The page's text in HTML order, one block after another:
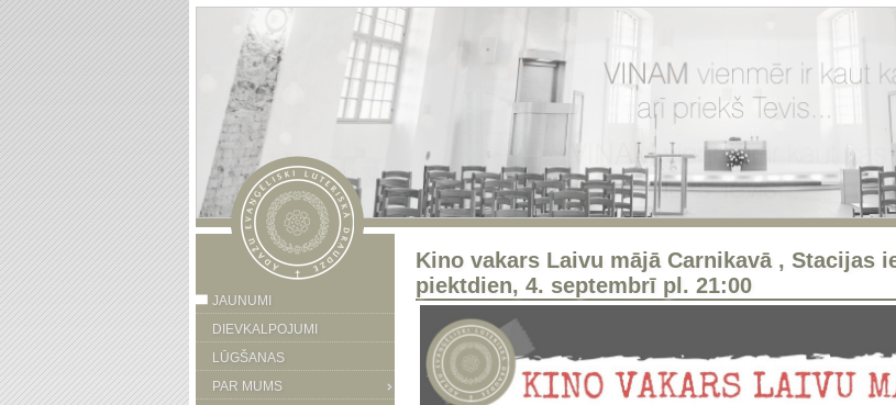
JAUNUMI
DIEVKALPOJUMI
LŪGŠANAS
PAR MUMS
Kino vakars Laivu mājā Carnikavā , Stacijas
piektdien, 4. septembrī pl. 21:00